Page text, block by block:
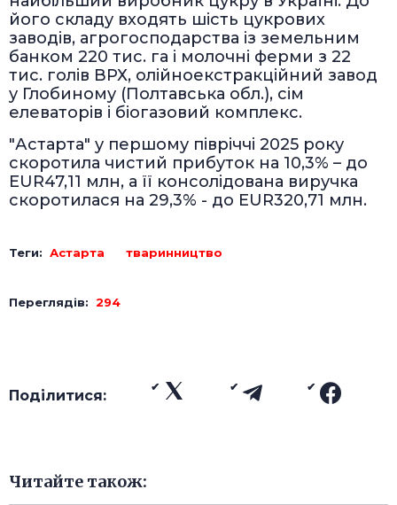
його складу входять шість цукрових
заводів, агрогосподарства із земельним
банком 220 тис. га і молочні ферми з 22
тис. голів ВРХ, олійноекстракційний завод
у Глобиному (Полтавська обл.), сім
елеваторів і біогазовий комплекс.
"Астарта" у першому півріччі 2025 року
скоротила чистий прибуток на 10,3% – до
EUR47,11 млн, а її консолідована виручка
скоротилася на 29,3% - до EUR320,71 млн.
Теги: Астарта тваринництво
Переглядів: 294
Поділитися:
Читайте також: